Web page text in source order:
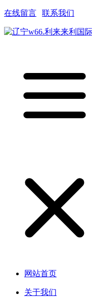
在线留言 联系我们
网站首页
关于我们